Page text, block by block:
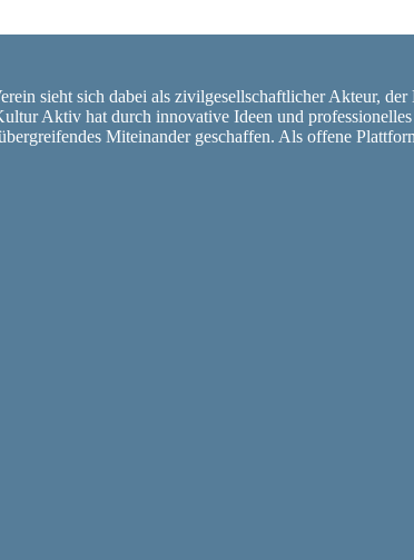
sieht sich dabei als zivilgesellschaftlicher Akteur,
Aktiv hat durch innovative Ideen und
Miteinander geschaffen. Als offene